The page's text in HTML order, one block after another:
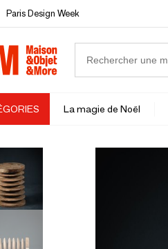
Paris Design Week
La magie de Noël